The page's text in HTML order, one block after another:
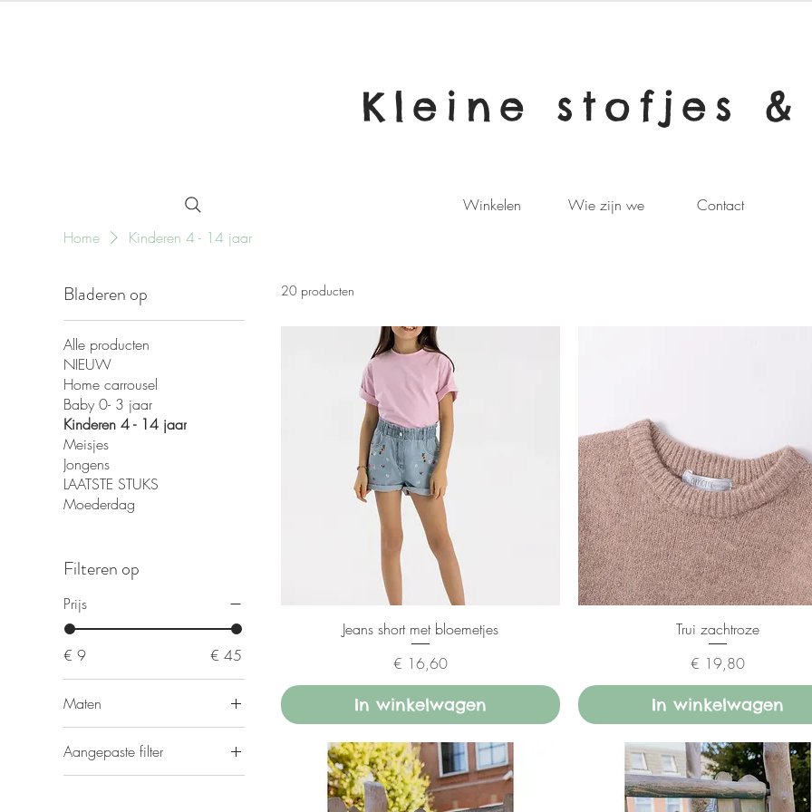
Kleine stofjes &
Winkelen Wie zijn we Contact
Home
Kinderen 4 - 14 jaar
Bladeren op
Alle producten
NIEUW
Home carrousel
Baby 0- 3 jaar
Kinderen 4 - 14 jaar
Meisjes
Jongens
LAATSTE STUKS
Moederdag
Filteren op
Prijs
€ 9 € 45
Maten
10 jaar
104-110
Aangepaste filter
Baby 0- 3 jaar
20 producten
Jeans short met bloemetjes
Prijs
€ 16,60
In winkelwagen
Trui zachtroze
Prijs
€ 19,80
In winkelwagen